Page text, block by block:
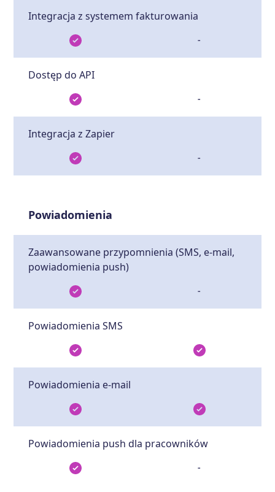
Integracja z systemem fakturowania
-
Dostęp do API
-
Integracja z Zapier
-
Powiadomienia
Zaawansowane przypomnienia (SMS, e-mail,
powiadomienia push)
-
Powiadomienia SMS
Powiadomienia e-mail
Powiadomienia push dla pracowników
-